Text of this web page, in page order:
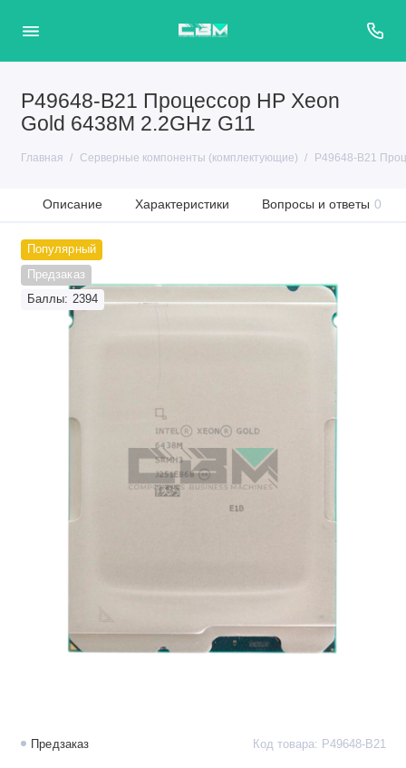
P49648-B21 Процессор HP Xeon
Gold 6438M 2.2GHz G11
Главная Серверные компоненты (комплектующие) P49648-B21
Описание Характеристики Вопросы и ответы 0
Популярный
Предзаказ
Баллы: 2394
Предзаказ Код товара: P49648-B21